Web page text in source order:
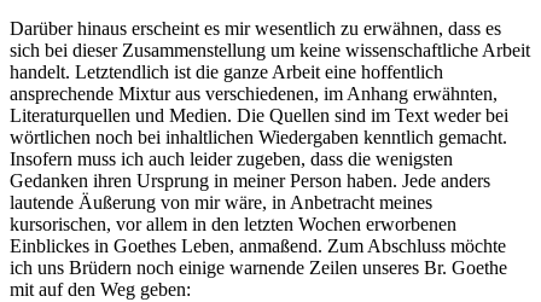
Darüber hinaus erscheint es mir wesentlich zu erwähnen, dass es
sich bei dieser Zusammenstellung um keine wissenschaftliche Arbeit
handelt. Letztendlich ist die ganze Arbeit eine hoffentlich
ansprechende Mixtur aus verschiedenen, im Anhang erwähnten,
Literaturquellen und Medien. Die Quellen sind im Text weder bei
wörtlichen noch bei inhaltlichen Wiedergaben kenntlich gemacht.
Insofern muss ich auch leider zugeben, dass die wenigsten
Gedanken ihren Ursprung in meiner Person haben. Jede anders
lautende Äußerung von mir wäre, in Anbetracht meines
kursorischen, vor allem in den letzten Wochen erworbenen
Einblickes in Goethes Leben, anmaßend. Zum Abschluss möchte
ich uns Brüdern noch einige warnende Zeilen unseres Br. Goethe
mit auf den Weg geben: